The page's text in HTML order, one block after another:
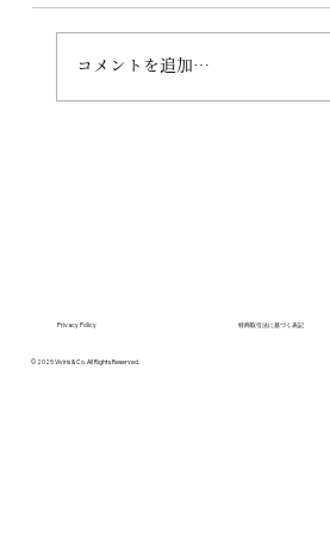
ユーキリン爆誕
コメントを追加…
Privacy Policy 特商取引法に基づく表記
© 2025 Viviris & Co. All Rights Reserved.